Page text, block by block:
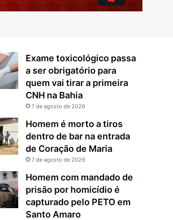
Exame toxicológico passa
a ser obrigatório para
quem vai tirar a primeira
CNH na Bahia
7 de agosto de 2026
Homem é morto a tiros
dentro de bar na entrada
de Coração de Maria
7 de agosto de 2026
Homem com mandado de
prisão por homicídio é
capturado pelo PETO em
Santo Amaro